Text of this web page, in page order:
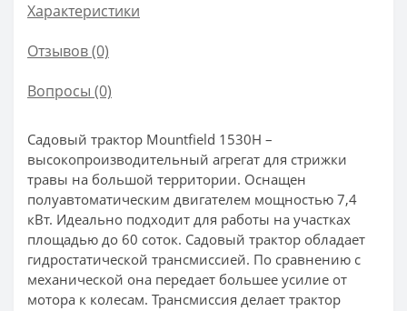
Характеристики
Отзывов (0)
Вопросы (0)
Садовый трактор Mountfield 1530H –
высокопроизводительный агрегат для стрижки
травы на большой территории. Оснащен
полуавтоматическим двигателем мощностью 7,4
кВт. Идеально подходит для работы на участках
площадью до 60 соток. Садовый трактор обладает
гидростатической трансмиссией. По сравнению с
механической она передает большее усилие от
мотора к колесам. Трансмиссия делает трактор